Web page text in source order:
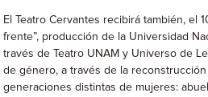
El Teatro Cervantes recibirá también, el
frente”, producción de la Universidad
través de Teatro UNAM y Universo de
de género, a través de la
generaciones distintas de mujeres: